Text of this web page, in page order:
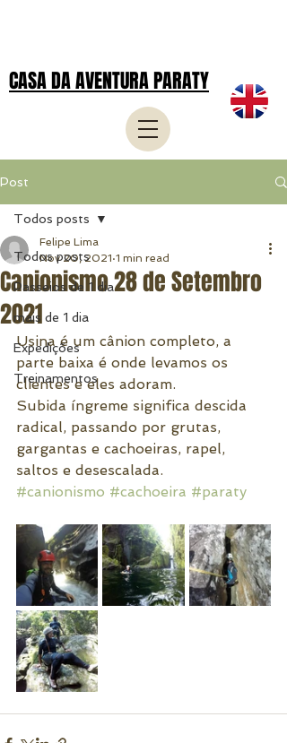
CASA DA AVENTURA PARATY
Post
Todos posts
Passeios de 1 dia
mais de 1 dia
Expedições
Treinamentos
Todos posts
Canionismo 28 de Setembro
2021
Felipe Lima
Nov 20, 2021 1 min read
Usina é um cânion completo, a
parte baixa é onde levamos os
clientes e eles adoram.
Subida íngreme significa descida
radical, passando por grutas,
gargantas e cachoeiras, rapel,
saltos e desescalada.
#canionismo #cachoeira #paraty